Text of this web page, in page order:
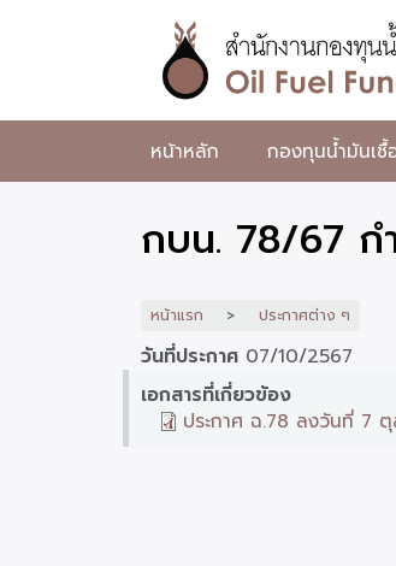
หลัก
สำนักงาน
กองทุน
น้ำมัน
เพลิง
หน้าหลัก กองทุนน้ำมันเชื้
กบน. 78/67 ก
หน้าแรก ประกาศต่าง ๆ
วันที่ประกาศ 07/10/2567
เอกสารที่เกี่ยวข้อง
ประกาศ ฉ.78 ลงวันที่ 7